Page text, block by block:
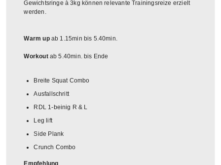
Gewichtsringe à 3kg können relevante Trainingsreize erzielt
werden.
Warm upab 1.15min bis 5.40min.
Workoutab 5.40min. bis Ende
Breite Squat Combo
Ausfallschritt
RDL 1-beinig R & L
Leg lift
Side Plank
Crunch Combo
Empfehlung